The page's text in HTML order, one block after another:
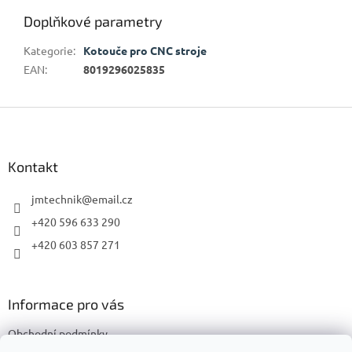
Doplňkové parametry
Kategorie:
Kotouče pro CNC stroje
EAN: 8019296025835
Kontakt
jmtechnik@email.cz
+420 596 633 290
+420 603 857 271
Informace pro vás
Obchodní podmínky